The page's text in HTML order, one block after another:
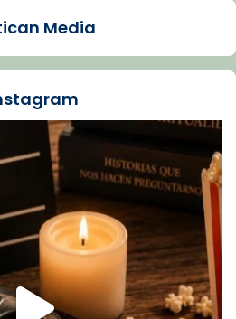
depressió. Fa gairebé
Lluís Companys, la
comp
Vatican
es/iglesia/news/2026-
depresion-papa-viaje-
Media